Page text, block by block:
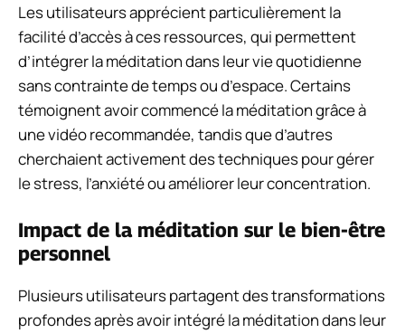
Les utilisateurs apprécient particulièrement la
facilité d’accès à ces ressources, qui permettent
d’intégrer la méditation dans leur vie quotidienne
sans contrainte de temps ou d’espace. Certains
témoignent avoir commencé la méditation grâce à
une vidéo recommandée, tandis que d’autres
cherchaient activement des techniques pour gérer
le stress, l’anxiété ou améliorer leur concentration.
Impact de la méditation sur le bien-être
personnel
Plusieurs utilisateurs partagent des transformations
profondes après avoir intégré la méditation dans leur